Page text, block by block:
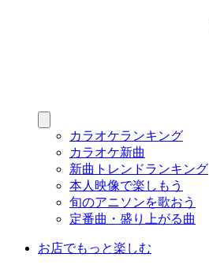
カラオケランキング
カラオケ新曲
新曲トレンドランキング
本人映像で楽しもう
旬のアニソンを歌おう
定番曲・盛り上がる曲
お店でもっと楽しむ